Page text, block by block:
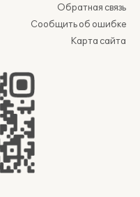
Обратная связь
Сообщить об ошибке
Карта сайта